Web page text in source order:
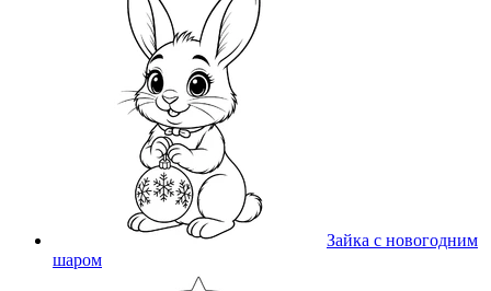
Зайка с новогодним
шаром